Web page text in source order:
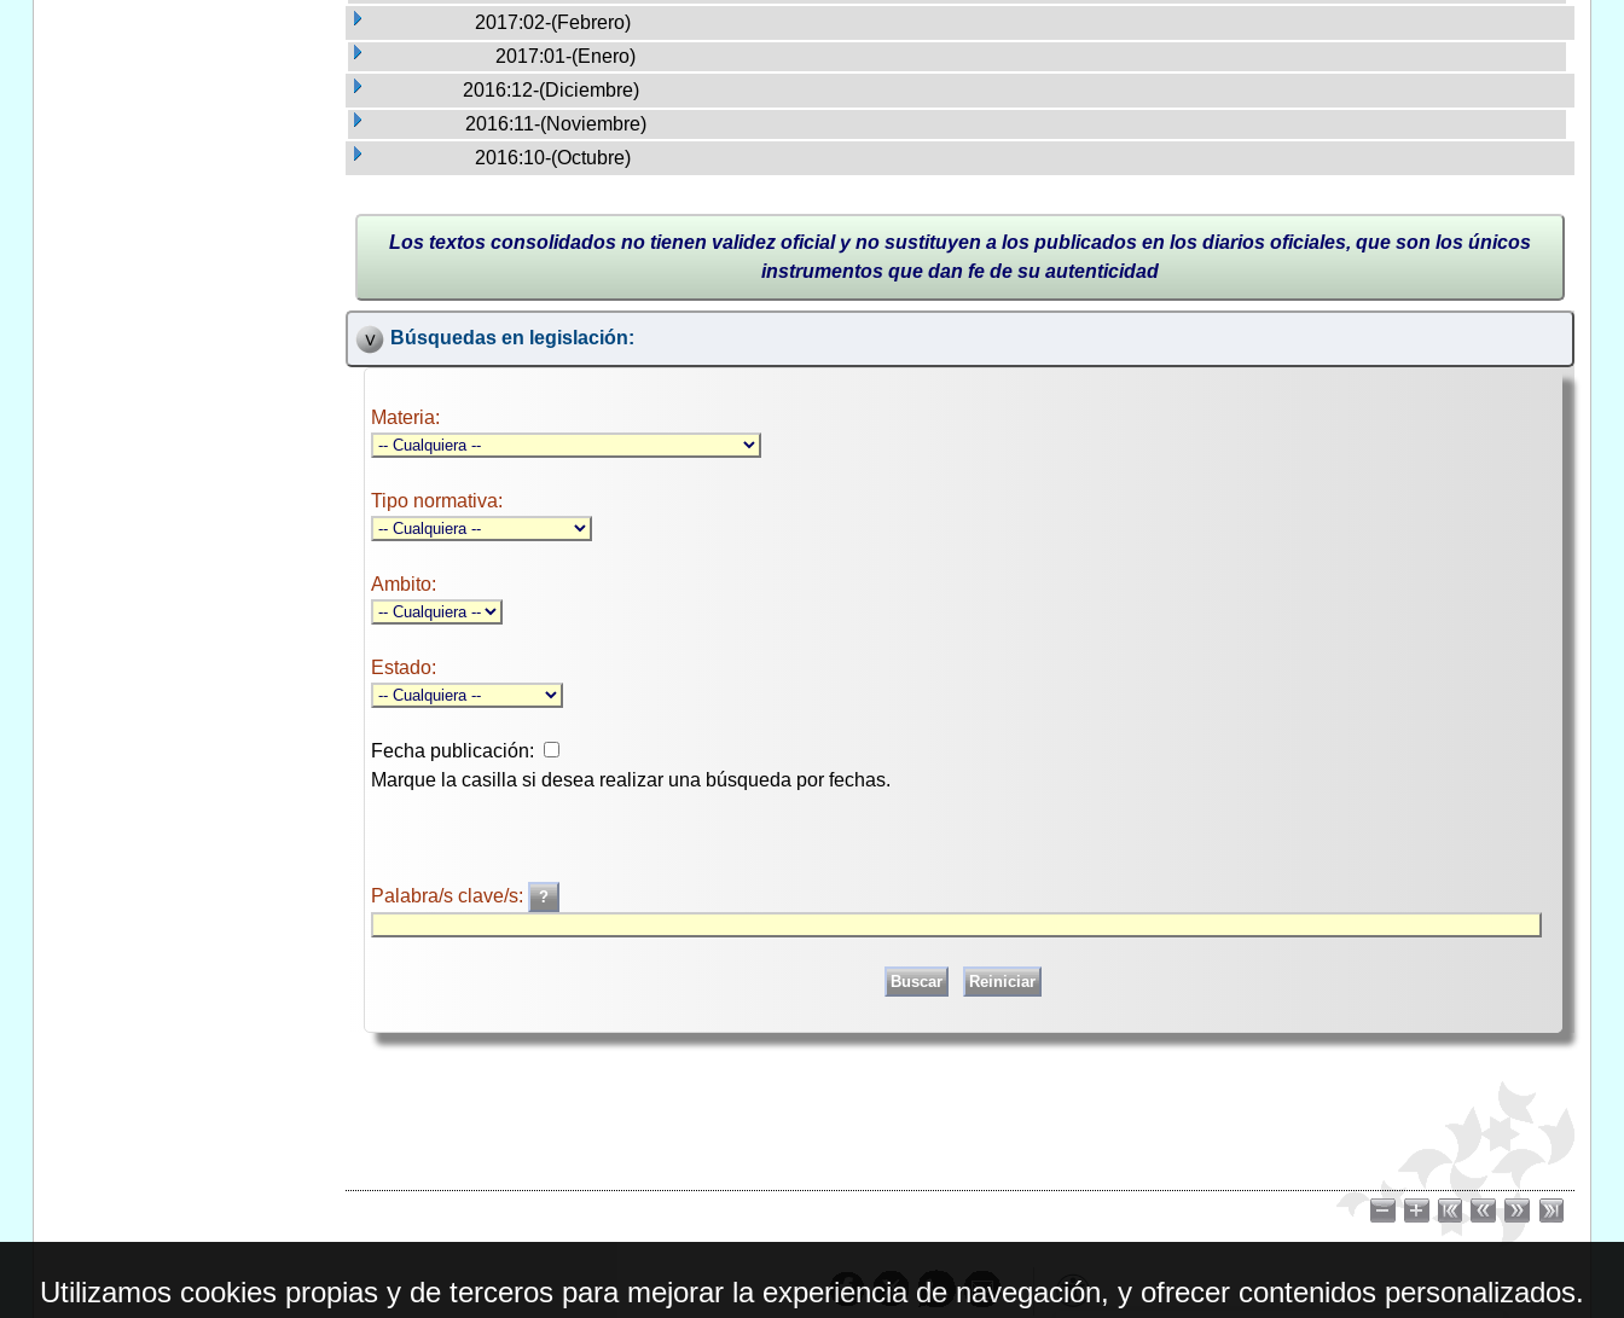
2017:02-(Febrero)
2017:01-(Enero)
2016:12-(Diciembre)
2016:11-(Noviembre)
2016:10-(Octubre)
Los textos consolidados no tienen validez oficial y no sustituyen a los publicados en los diarios oficiales, que son los únicos
instrumentos que dan fe de su autenticidad
Búsquedas en legislación:
Materia:
Tipo normativa:
Ambito:
Estado:
Fecha publicación:
Marque la casilla si desea realizar una búsqueda por fechas.
Palabra/s clave/s:
Utilizamos cookies propias y de terceros para mejorar la experiencia de navegación, y ofrecer contenidos personalizados.